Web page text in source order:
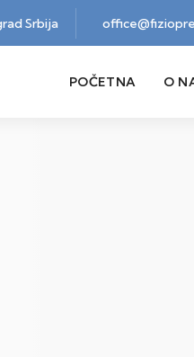
Srbija
POČETNA O